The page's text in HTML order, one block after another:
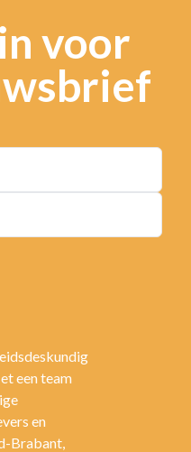
voor
een team
en
Brabant,